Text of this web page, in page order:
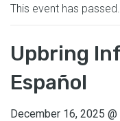
This event has passed.
Upbring
Español
December 16, 2025 @